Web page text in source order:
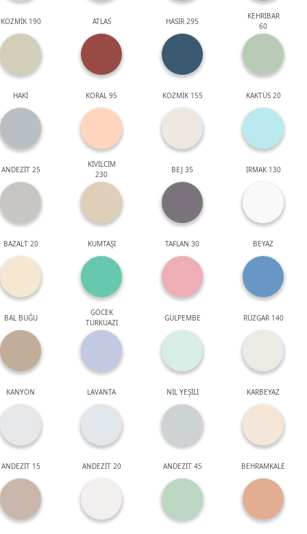
KOZMİK 190 ATLAS HASIR 295
KEHRİBAR
60
HAKİ KORAL 95 KOZMİK 155 KAKTÜS 20
ANDEZİT 25
KIVILCIM
230
BEJ 35 IRMAK 130
BAZALT 20 KUMTAŞI TAFLAN 30 BEYAZ
BAL BUĞU
GÖCEK
TURKUAZI
GÜLPEMBE RÜZGAR 140
KANYON LAVANTA NİL YEŞİLİ KARBEYAZ
ANDEZİT 15 ANDEZİT 20 ANDEZİT 45 BEHRAMKALE